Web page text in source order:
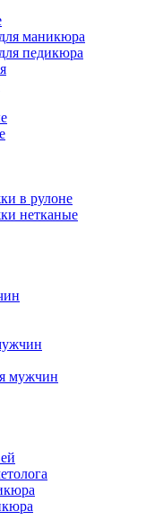
маникюра
педикюра
в рулоне
нетканые
мужчин